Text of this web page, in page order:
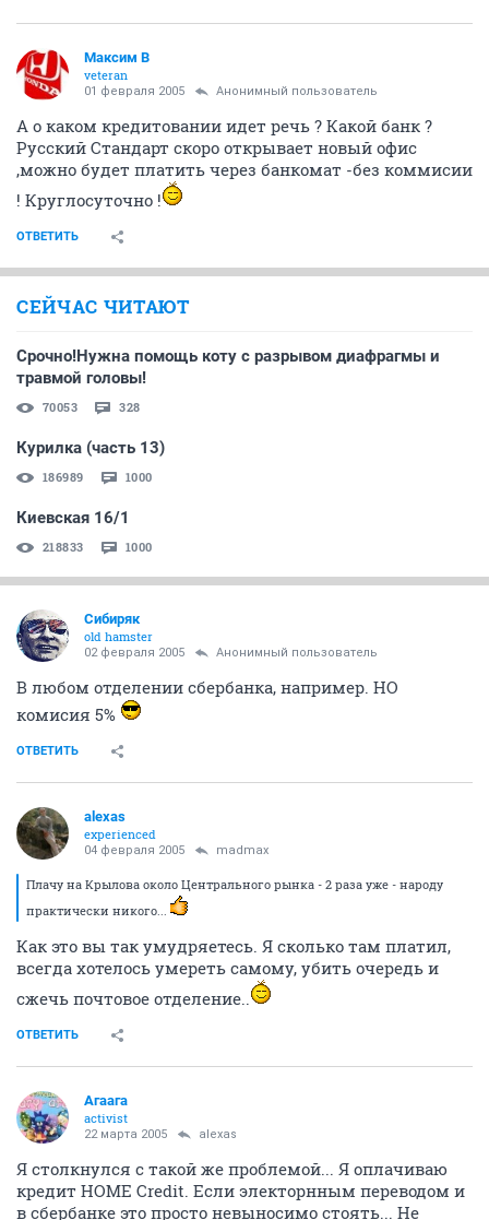
Максим В
veteran
01 февраля 2005 Анонимный пользователь
А о каком кредитовании идет речь ? Какой банк ?
Русский Стандарт скоро открывает новый офис
,можно будет платить через банкомат -без коммисии
! Круглосуточно !
ОТВЕТИТЬ
СЕЙЧАС ЧИТАЮТ
Срочно!Нужна помощь коту с разрывом диафрагмы и
травмой головы!
70053 328
Курилка (часть 13)
186989 1000
Киевская 16/1
218833 1000
Сибиряк
old hamster
02 февраля 2005 Анонимный пользователь
В любом отделении сбербанка, например. НО
комисия 5%
ОТВЕТИТЬ
alexas
experienced
04 февраля 2005 madmax
Плачу на Крылова около Центрального рынка - 2 раза уже - народу
практически никого...
Как это вы так умудряетесь. Я сколько там платил,
всегда хотелось умереть самому, убить очередь и
сжечь почтовое отделение..
ОТВЕТИТЬ
Агаага
activist
22 марта 2005 alexas
Я столкнулся с такой же проблемой... Я оплачиваю
кредит HOME Credit. Если электорнным переводом и
в сбербанке это просто невыносимо стоять... Не